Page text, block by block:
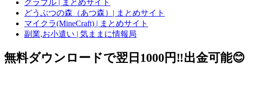
グラブル | まとめサイト
どうぶつの森（あつ森）| まとめサイト
マイクラ(MineCraft) | まとめサイト
副業,お小遣い | 気ままに情報局
無料ダウンロードで翌日1000円‼️出金可能😊